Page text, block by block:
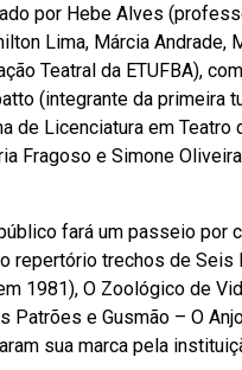
por Hebe Alves
Lima, Márcia
Teatral da ETUFBA),
(integrante da primeira
de Licenciatura em Teatro
Fragoso e Simone
fará um passeio por
repertório trechos de
1981), O Zoológico de
Patrões e Gusmão – O
sua marca pela